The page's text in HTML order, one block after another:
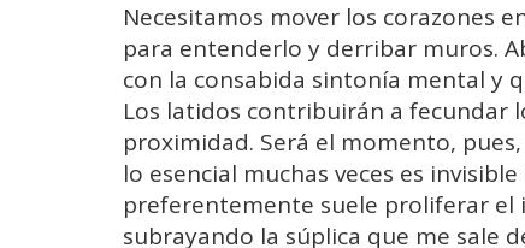
Necesitamos mover los corazones
para entenderlo y derribar muros.
con la consabida sintonía mental y
Los latidos contribuirán a fecundar
proximidad. Será el momento,
lo esencial muchas veces es
preferentemente suele proliferar el
subrayando la súplica que me sale